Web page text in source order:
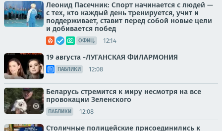
Леонид Пасечник: Спорт начинается с людей —
с тех, кто каждый день тренируется, учит и
поддерживает, ставит перед собой новые цели
и добивается побед
ОФИЦ. 12:14
19 августа -ЛУГАНСКАЯ ФИЛАРМОНИЯ
ПАБЛИКИ 12:08
Беларусь стремится к миру несмотря на все
провокации Зеленского
ПАБЛИКИ 12:08
Столичные полицейские присоединились к